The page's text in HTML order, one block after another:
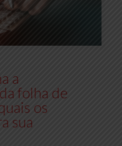
a
folha de
os
sua